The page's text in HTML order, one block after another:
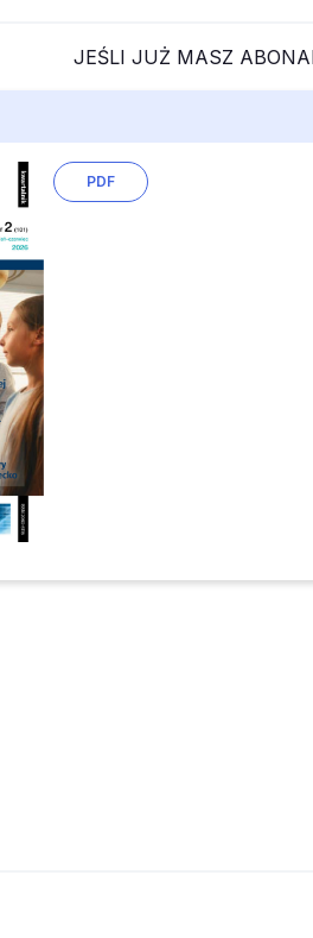
JEŚLI JUŻ MASZ
PDF